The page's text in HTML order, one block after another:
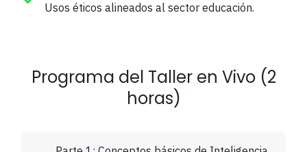
Usos éticos alineados al sector educación.
Programa del Taller en Vivo (2
horas)